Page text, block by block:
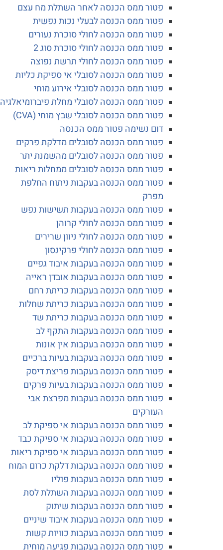
פטור ממס הכנסה לאחר השתלת מח עצם
פטור ממס הכנסה לבעלי נכות נפשית
פטור ממס הכנסה לחולי סוכרת נעורים
פטור ממס הכנסה לחולי סוכרת סוג 2
פטור ממס הכנסה לחולי תרשת נפוצה
פטור ממס הכנסה לסובלי אי ספיקת כליות
פטור ממס הכנסה לסובלי אירוע מוחי
פטור ממס הכנסה לסובלי מחלת פיברומיאלגיה
פטור ממס הכנסה לסובלי שבץ מוחי (CVA)
דום נשימה פטור ממס הכנסה
פטור ממס הכנסה לסובלים מדלקת פרקים
פטור ממס הכנסה לסובלים מהשמנת יתר
פטור ממס הכנסה לסובלים ממחלות ריאות
פטור ממס הכנסה בעקבות ניתוח החלפת
פטור ממס הכנסה בעקבות תשישות נפש
פטור ממס הכנסה לחולי קרוהן
פטור ממס הכנסה לחולי ניוון שרירים
פטור ממס הכנסה לחולי פרקינסון
פטור ממס הכנסה בעקבות איבוד גפיים
פטור ממס הכנסה בעקבות אובדן ראייה
פטור ממס הכנסה בעקבות כריתת רחם
פטור ממס הכנסה בעקבות כריתת שחלות
פטור ממס הכנסה בעקבות כריתת שד
פטור ממס הכנסה בעקבות התקף לב
פטור ממס הכנסה בעקבות אין אונות
פטור ממס הכנסה בעקבות בעיות ברכיים
פטור ממס הכנסה בעקבות פריצת דיסק
פטור ממס הכנסה בעקבות בעיות פרקים
פטור ממס הכנסה בעקבות מפרצת אבי
העורקים
פטור ממס הכנסה בעקבות אי ספיקת לב
פטור ממס הכנסה בעקבות אי ספיקת כבד
פטור ממס הכנסה בעקבות אי ספיקת ריאות
פטור ממס הכנסה בעקבות דלקת כרום המוח
פטור ממס הכנסה בעקבות פוליו
פטור ממס הכנסה בעקבות השתלת לסת
פטור ממס הכנסה בעקבות שיתוק
פטור ממס הכנסה בעקבות איבוד שיניים
פטור ממס הכנסה בעקבות כוויות קשות
פטור ממס הכנסה בעקבות פגיעה מוחית